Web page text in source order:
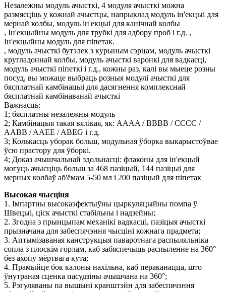
Незалежны модуль ачысткі, 4 модуля ачысткі можна
размясціць у кожнай ачыстцы, напрыклад модуль ін'екцыі для
мернай колбы, модуль ін'екцыі для канічнай колбы
, Ін'екцыйны модуль для трубкі для адбору проб і г.д. ,
Ін'екцыйны модуль для піпетак.
, модуль ачысткі бутэлек з курыным сэрцам, модуль ачысткі
кругладоннай колбы, модуль ачысткі варонкі для вадкасці,
модуль ачысткі піпеткі і г.д., кожны раз, калі вы мыеце розны
посуд, вы можаце выбраць розныя модулі ачысткі для
бясплатнай камбінацыі для дасягнення комплекснай
бясплатнай камбінаванай ачысткі
Важнасць:
1; бясплатны незалежны модуль
2; Камбінацыя такая вялікая, як: AAAA / BBBB / CCCC /
AABB / AAEE / ABEG і г.д.
3; Колькасць уборак больш, модульная ўборка выкарыстоўвае
ўсю прастору для ўборкі.
4; Доказ ачышчальнай здольнасці: флаконы для ін'екцый
могуць ачысціць больш за 468 пазіцый, 144 пазіцыі для
мерных колбаў аб'ёмам 5-50 мл і 200 пазіцый для піпетак
Высокая чысціня
1. Імпартны высокаэфектыўны цыркуляцыйны помпа ў
Швецыі, ціск ачысткі стабільны і надзейны;
2. Згодна з прынцыпам механікі вадкасці, пазіцыя ачысткі
прызначана для забеспячэння чысціні кожнага прадмета;
3. Аптымізаваная канструкцыя паваротнага распыляльніка
сопла з плоскім горлам, каб забяспечыць распыленне на 360°
без ахопу мёртвага кута;
4. Прамыйце бок калоны нахільна, каб пераканацца, што
ўнутраная сценка пасудзіны ачышчана на 360°;
5. Рэгуляваны па вышыні кранштэйн для забеспячэння